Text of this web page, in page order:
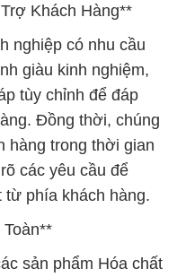
Khách Hàng**
nghiệp có nhu cầu
giàu kinh nghiệm,
tùy chỉnh để đáp
Đồng thời, chúng
hàng trong thời gian
các yêu cầu để
từ phía khách hàng.
sản phẩm Hóa chất